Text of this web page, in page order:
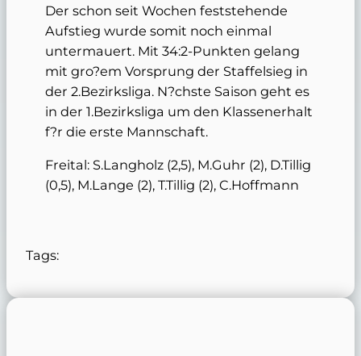
Der schon seit Wochen feststehende
Aufstieg wurde somit noch einmal
untermauert. Mit 34:2-Punkten gelang
mit gro?em Vorsprung der Staffelsieg in
der 2.Bezirksliga. N?chste Saison geht es
in der 1.Bezirksliga um den Klassenerhalt
f?r die erste Mannschaft.
Freital: S.Langholz (2,5), M.Guhr (2), D.Tillig
(0,5), M.Lange (2), T.Tillig (2), C.Hoffmann
Tags: